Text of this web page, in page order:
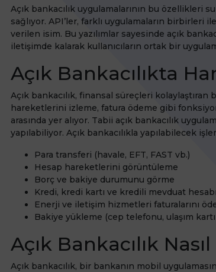
Açık bankacılık uygulamalarının bu özellikleri
sağlıyor. API’ler, farklı uygulamaların birbirleri
verilen isim. Bu yazılımlar sayesinde açık
iletişimde kalarak kullanıcıların ortak bir
Açık Bankacılıkta
Açık bankacılık, finansal süreçleri
hareketlerini izleme, fatura ödeme gibi
arasında yer alıyor. Tabii açık bankacılık
yapılabiliyor. Açık bankacılıkla yapılabilecek
Para transferi (havale, EFT, FAST vb.)
Hesap hareketlerini görüntüleme
Borç ve bakiye durumunu görme
Kredi, kredi kartı ve kredili mevduat
Enerji ve iletişim hizmetleri faturalarını
Bakiye yükleme (cep telefonu, ulaşım
Açık Bankacılık
Açık bankacılık, bir bankanın mobil